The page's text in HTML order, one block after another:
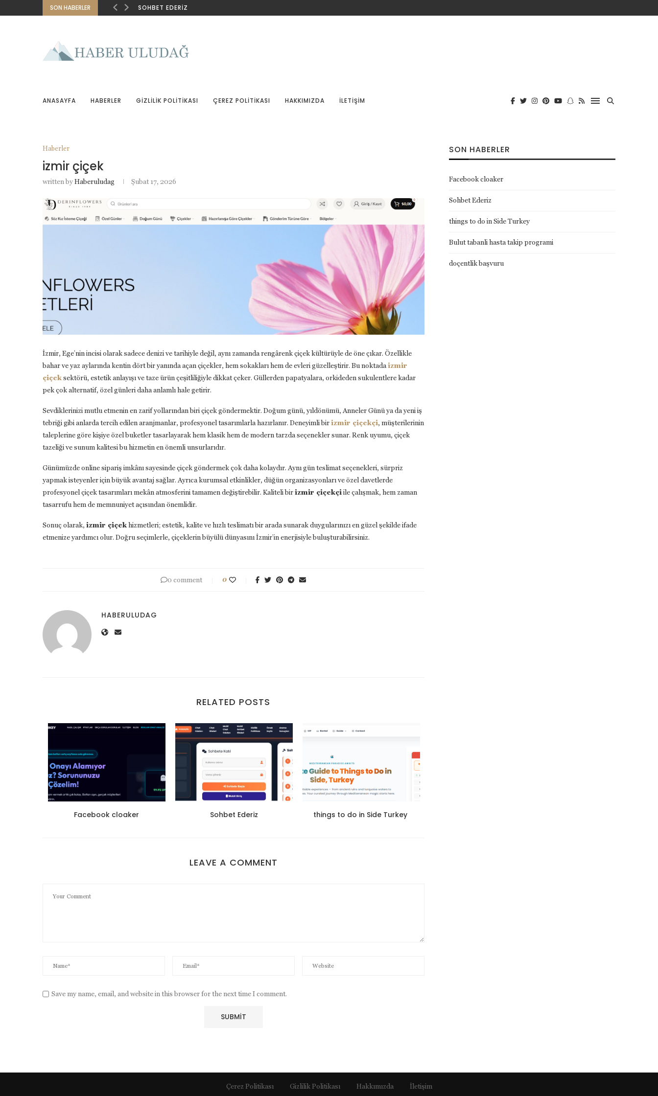
SON HABERLER SOHBET EDERIZ
ANASAYFA HABERLER GIZLILIK POLITIKASI ÇEREZ POLITIKASI HAKKIMIZDA İLETIŞIM
Haberler
izmir çiçek
written byHaberuludag Şubat 17, 2026
İzmir, Ege’nin incisi olarak sadece denizi ve tarihiyle değil, aynı zamanda rengârenk çiçek kültürüyle de öne çıkar. Özellikle
bahar ve yaz aylarında kentin dört bir yanında açan çiçekler, hem sokakları hem de evleri güzelleştirir. Bu noktadaizmir
çiçeksektörü, estetik anlayışı ve taze ürün çeşitliliğiyle dikkat çeker. Güllerden papatyalara, orkideden sukulentlere kadar
pek çok alternatif, özel günleri daha anlamlı hale getirir.
Sevdiklerinizi mutlu etmenin en zarif yollarından biri çiçek göndermektir. Doğum günü, yıldönümü, Anneler Günü ya da yeni iş
tebriği gibi anlarda tercih edilen aranjmanlar, profesyonel tasarımlarla hazırlanır. Deneyimli birizmir çiçekçi, müşterilerinin
taleplerine göre kişiye özel buketler tasarlayarak hem klasik hem de modern tarzda seçenekler sunar. Renk uyumu, çiçek
tazeliği ve sunum kalitesi bu hizmetin en önemli unsurlarıdır.
Günümüzde online sipariş imkânı sayesinde çiçek göndermek çok daha kolaydır. Aynı gün teslimat seçenekleri, sürpriz
yapmak isteyenler için büyük avantaj sağlar. Ayrıca kurumsal etkinlikler, düğün organizasyonları ve özel davetlerde
profesyonel çiçek tasarımları mekân atmosferini tamamen değiştirebilir. Kaliteli birizmir çiçekçiile çalışmak, hem zaman
tasarrufu hem de memnuniyet açısından önemlidir.
Sonuç olarak, izmir çiçekhizmetleri; estetik, kalite ve hızlı teslimatı bir arada sunarak duygularınızı en güzel şekilde ifade
etmenize yardımcı olur. Doğru seçimlerle, çiçeklerin büyülü dünyasını İzmir’in enerjisiyle buluşturabilirsiniz.
0 comment 0
HABERULUDAG
RELATED POSTS
Facebook cloaker Sohbet Ederiz things to do in Side Turkey
LEAVE A COMMENT
Save my name, email, and website in this browser for the next time I comment.
SON HABERLER
Facebook cloaker
Sohbet Ederiz
things to do in Side Turkey
Bulut tabanli hasta takip programi
doçentlik başvuru
Çerez Politikası Gizlilik Politikası Hakkımızda İletişim